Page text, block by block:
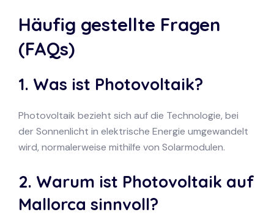
Häufig gestellte Fragen
(FAQs)
1. Was ist Photovoltaik?
Photovoltaik bezieht sich auf die Technologie, bei
der Sonnenlicht in elektrische Energie umgewandelt
wird, normalerweise mithilfe von Solarmodulen.
2. Warum ist Photovoltaik auf
Mallorca sinnvoll?